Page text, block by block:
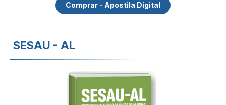
Comprar - Apostila Digital
SESAU - AL